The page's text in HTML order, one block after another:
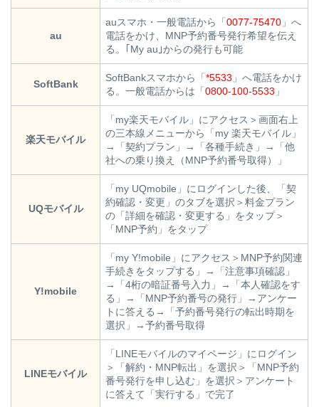
au
auスマホ・一般電話から「 0077-75470 」へ
電話をかけ、MNP予約番号発行希望を伝え
る。｢My au｣からの発行も可能
SoftBank
SoftBankスマホから「 *5533 」へ電話をかけ
る。一般電話からは「 0800-100-5533 」
楽天モバイル
「my楽天モバイル」にアクセス＞画面右上
の三本線メニューから「my 楽天モバイル」
→「契約プラン」→「各種手続き」→「他
社への乗り換え（MNP予約番号取得）」
UQモバイル
「my UQmobile」にログインした後、「契
約確認・変更」のタブを選択＞料金プラン
の「詳細を確認・変更する」をタップ＞
「MNP予約」をタップ
Y!mobile
「my Y!mobile」にアクセス＞MNP予約関連
手続きをタップする」→「注意事項確認」
→「4桁の暗証番号入力」→「本人確認をす
る」→「MNP予約番号の発行」→アンケー
トに答える→「予約番号発行の転出時期を
選択」→予約番号取得
LINEモバイル
「LINEモバイルのマイページ」にログイン
＞「解約・MNP転出」を選択＞「MNP予約
番号発行を申し込む」を選択＞アンケート
に答えて「実行する」で完了